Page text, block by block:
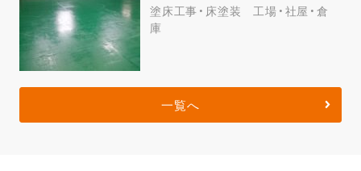
塗床工事・床塗装
工場・社屋・倉
庫
一覧へ